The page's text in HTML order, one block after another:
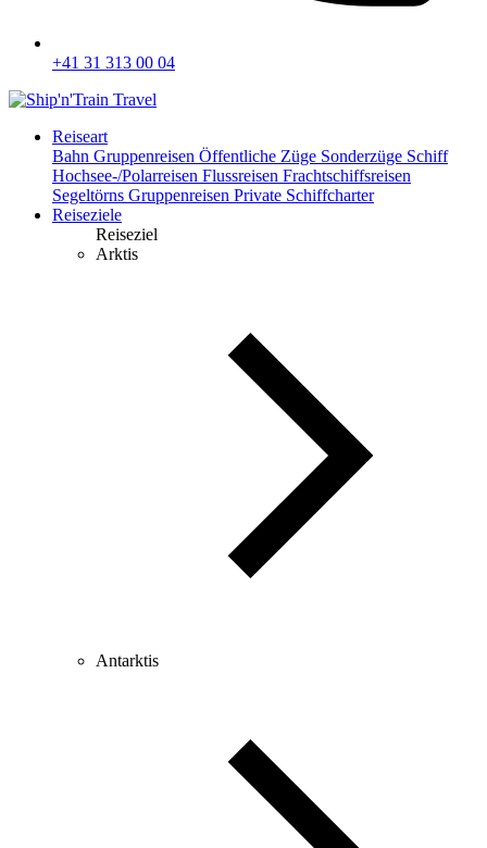
+41 31 313 00 04
Reiseart
Bahn Gruppenreisen Öffentliche Züge Sonderzüge Schiff
Hochsee-/Polarreisen Flussreisen Frachtschiffsreisen
Segeltörns Gruppenreisen Private Schiffcharter
Reiseziele
Reiseziel
Arktis
Antarktis